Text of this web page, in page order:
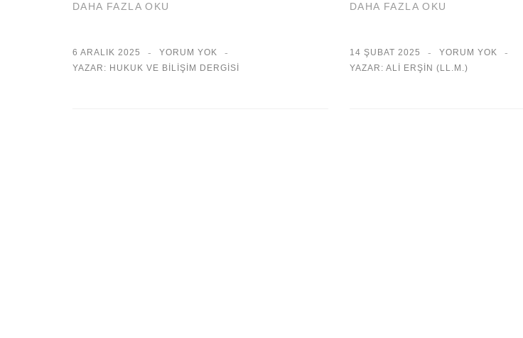
DAHA FAZLA OKU
6 ARALIK 2025
YORUM YOK
YAZAR: HUKUK VE BILIŞIM DERGISI
DAHA FAZLA OKU
14 ŞUBAT 2025
YORUM YOK
YAZAR: ALI ERŞİN (LL.M.)